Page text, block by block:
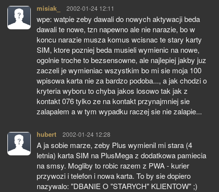
misiak_ pisze:
2002-01-24 12:11
wpe: watpie zeby dawali do nowych aktywacji beda
dawali te nowe, tzn napewno ale nie narazie, bo w
koncu narazie musza komus wcisnac te stary karty
SIM, ktore pozniej beda musieli wymienic na nowe,
ogolnie troche to bezsensowne, ale najlepiej jakby juz
zaczeli je wymieniac wszystkim bo mi sie moja 100
wpisowa karta nie za bardzo podoba..., a jak chodzi o
kryteria wyboru to chyba jakos losowo tak jak z
kontakt 076 tylko ze na kontakt przynajmniej sie
zalapalem a w tym wypadku raczej sie nie zalapie...
hubert pisze:
2002-01-24 12:28
A ja sobie marze, zeby Plus wymienil mi stara (4
letnia) karta SIM na PlusMega z dodatkowa pamiecia
na smsy. Mogliby to robic razem z PWA - kurier
przywozi i telefon i nowa karta. To by sie dopiero
nazywalo: "DBANIE O "STARYCH" KLIENTOW" ;)